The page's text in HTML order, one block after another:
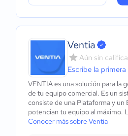
Ventia
Aún sin
Escribe la primera
VENTIA es una solución para la
de tu equipo comercial. Es un
consiste de una Plataforma y un
potencian tu equipo al máximo.
Conocer más sobre Ventia